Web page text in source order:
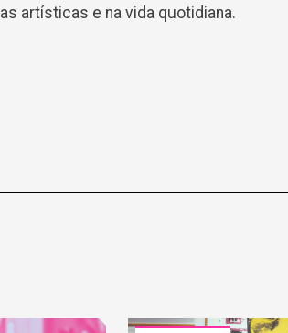
artísticas e na vida quotidiana.